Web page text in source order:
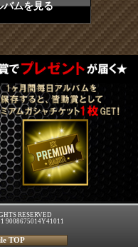
バムを見る
RESERVED
9008675014Y41011
TOP